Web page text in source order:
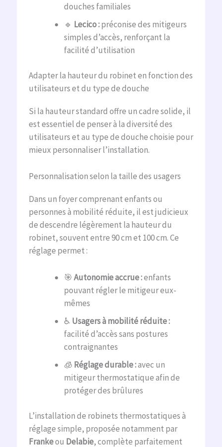
douches familiales
🔹 Lecico :préconise des mitigeurs
simples d’accès, renforçant la
facilité d’utilisation
Adapter la hauteur du robinet en fonction des
utilisateurs et du type de douche
Si la hauteur standard offre un cadre solide, il
est essentiel de penser à la diversité des
utilisateurs et au type de douche choisie pour
mieux personnaliser l’installation.
Personnalisation selon la taille des usagers
Dans un foyer comprenant enfants ou
personnes à mobilité réduite, il est judicieux
de descendre légèrement la hauteur du
robinet, souvent entre 90 cm et 100 cm. Ce
réglage permet :
🎯 Autonomie accrue :enfants
pouvant régler le mitigeur eux-
mêmes
♿ Usagers à mobilité réduite :
facilité d’accès sans postures
contraignantes
🧊 Réglage durable :avec un
mitigeur thermostatique afin de
protéger des brûlures
L’installation de robinets thermostatiques à
réglage simple, proposée notamment par
Frankeou Delabie, complète parfaitement